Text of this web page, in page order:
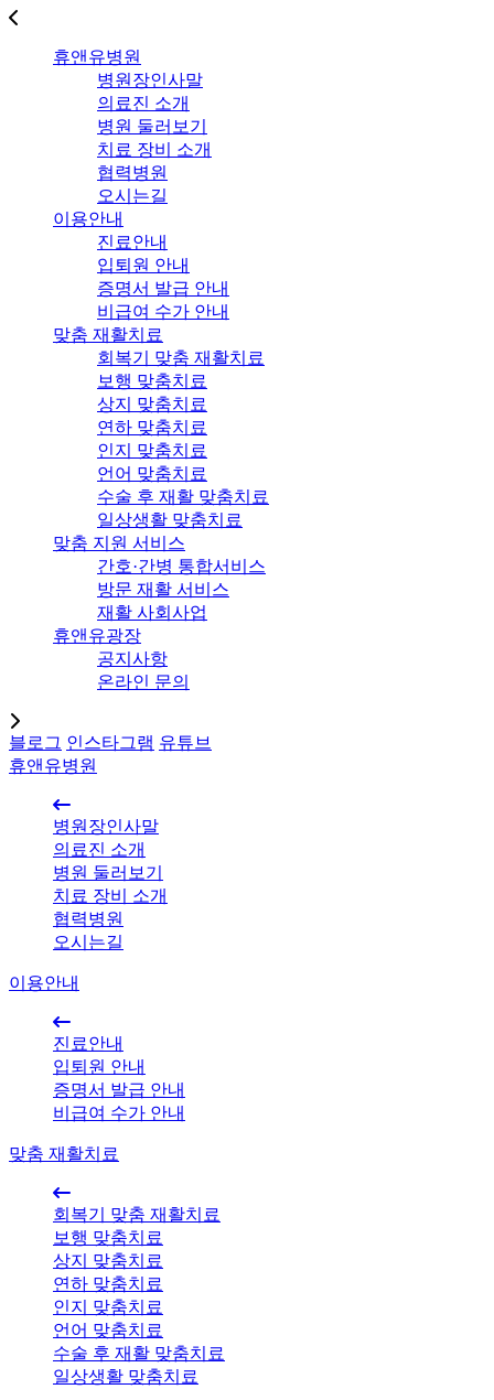
휴앤유병원
병원장인사말
의료진 소개
병원 둘러보기
치료 장비 소개
협력병원
오시는길
이용안내
진료안내
입퇴원 안내
증명서 발급 안내
비급여 수가 안내
맞춤 재활치료
회복기 맞춤 재활치료
보행 맞춤치료
상지 맞춤치료
연하 맞춤치료
인지 맞춤치료
언어 맞춤치료
수술 후 재활 맞춤치료
일상생활 맞춤치료
맞춤 지원 서비스
간호·간병 통합서비스
방문 재활 서비스
재활 사회사업
휴앤유광장
공지사항
온라인 문의
블로그 인스타그램 유튜브
휴앤유병원
병원장인사말
의료진 소개
병원 둘러보기
치료 장비 소개
협력병원
오시는길
이용안내
진료안내
입퇴원 안내
증명서 발급 안내
비급여 수가 안내
맞춤 재활치료
회복기 맞춤 재활치료
보행 맞춤치료
상지 맞춤치료
연하 맞춤치료
인지 맞춤치료
언어 맞춤치료
수술 후 재활 맞춤치료
일상생활 맞춤치료